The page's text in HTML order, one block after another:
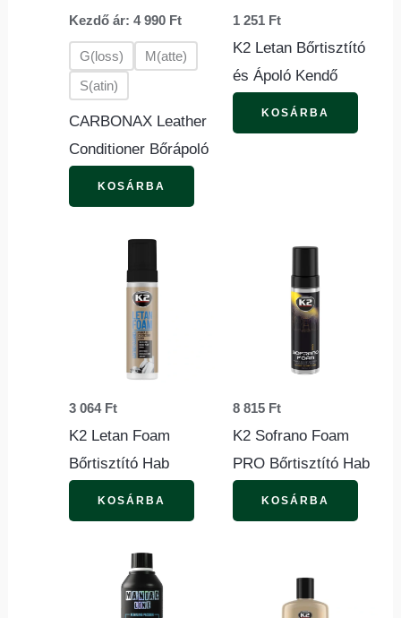
Kezdő ár:4 990 Ft
G(loss)
M(atte)
S(atin)
CARBONAX Leather
Conditioner Bőrápoló
KOSÁRBA
változatok
termékoldalon
választhatók
ki
1 251 Ft
K2 Letan Bőrtisztító
és Ápoló Kendő
KOSÁRBA
3 064 Ft
K2 Letan Foam
Bőrtisztító Hab
KOSÁRBA
8 815 Ft
K2 Sofrano Foam
PRO Bőrtisztító Hab
KOSÁRBA